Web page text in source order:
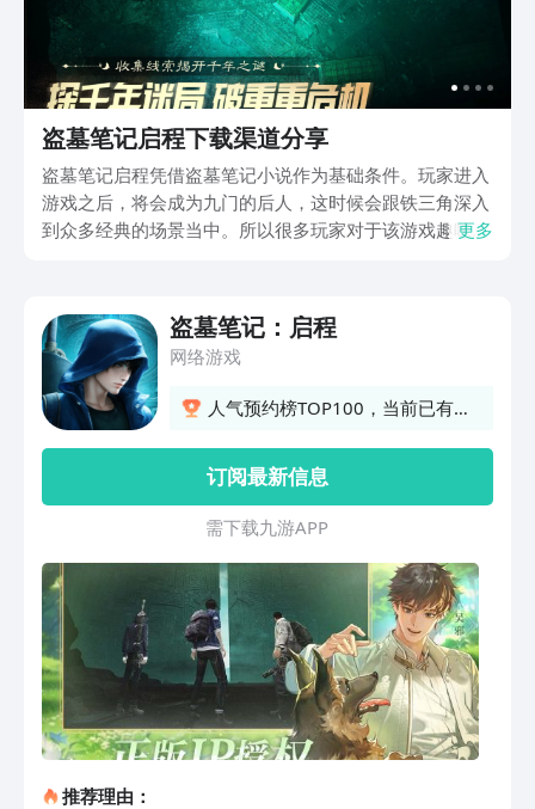
盗墓笔记启程下载渠道分享
盗墓笔记启程凭借盗墓笔记小说作为基础条件。玩家进入
游戏之后，将会成为九门的后人，这时候会跟铁三角深入
到众多经典的场景当中。所以很多玩家对于该游戏趣味性
验游戏。
更多
盗墓笔记：启程
网络游戏
人气预约榜TOP100，当前已有
订阅最新信息
需 下 载 九 游 A P P
推荐理由：